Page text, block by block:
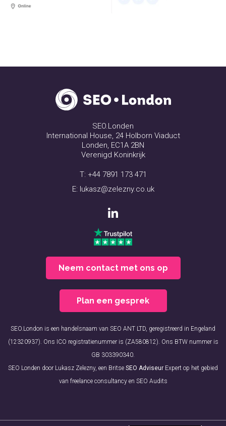
SEO.Londen
International House, 24 Holborn Viaduct
Londen, EC1A 2BN
Verenigd Koninkrijk
T: +44 7891 173 471
E: lukasz@zelezny.co.uk
Neem contact met ons op
Plan een gesprek
SEO.London is een handelsnaam van SEO ANT LTD, geregistreerd in Engeland
(12320937). Ons ICO registratienummer is (ZA580812). Ons BTW nummer is
GB 303390340.
SEO Londen door Lukasz Zelezny, een Britse SEO Adviseur Expert op het gebied
van freelance consultancy en SEO Audits